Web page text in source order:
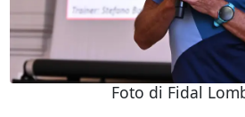
Foto di Fidal